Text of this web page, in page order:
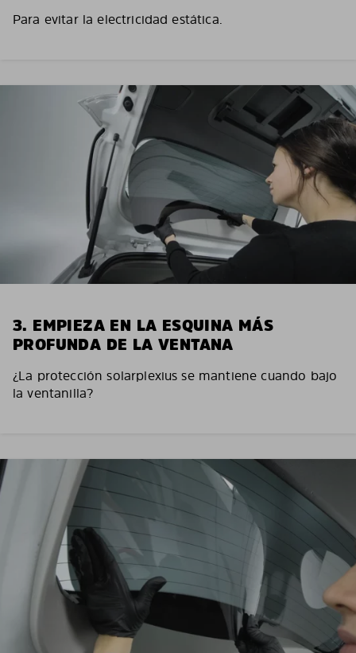
Para evitar la electricidad estática.
3. EMPIEZA EN LA ESQUINA MÁS
PROFUNDA DE LA VENTANA
¿La protección solarplexius se mantiene cuando bajo
la ventanilla?